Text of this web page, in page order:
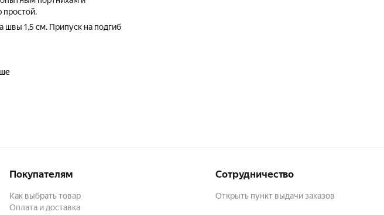
простой.
швы 1,5 см. Припуск на подгиб
Покупателям
Как выбрать товар
Оплата и доставка
Сотрудничество
Открыть пункт выдачи заказов